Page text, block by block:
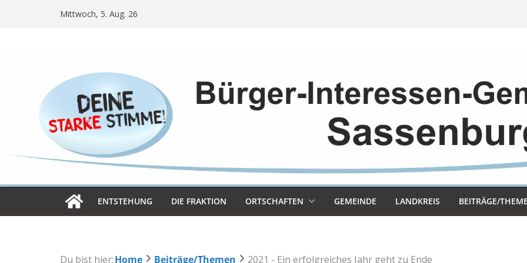
Mittwoch, 5. Aug. 26
ENT­STE­HUNG DIE FRAK­TION ORT­SCHAF­TEN GEMEINDE LAND­KREIS BEITRÄGE/
Du bist hier:Home Beiträge/Themen 2021 - Ein erfolgreiches Jahr geht zu Ende